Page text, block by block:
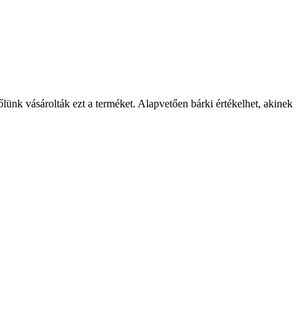
vásárolták ezt a terméket. Alapvetően bárki értékelhet, akinek